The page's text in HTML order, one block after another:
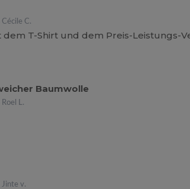
C.
T-Shirt und dem Preis-Leistungs-
Baumwolle
L.
Jinte v.